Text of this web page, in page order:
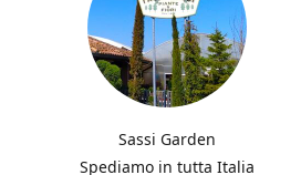
Sassi Garden
Spediamo in tutta Italia